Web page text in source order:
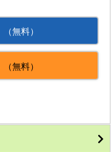
（無料）
（無料）